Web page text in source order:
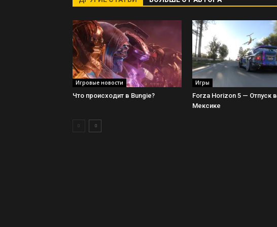
Игровые новости
Что происходит в Bungie?
Игры
Forza Horizon 5 — Отпуск в
Мексике